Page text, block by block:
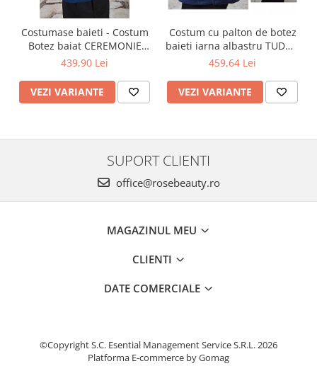
Costumase baieti - Costum
Botez baiat CEREMONIE
stofa albastra, 6 piese
439,90 Lei
VEZI VARIANTE
Costum cu palton de botez
baieti iarna albastru TUDOR
cu cojocel 4 piese
459,64 Lei
VEZI VARIANTE
SUPORT CLIENTI
office@rosebeauty.ro
MAGAZINUL MEU
CLIENTI
DATE COMERCIALE
©Copyright S.C. Esential Management Service S.R.L. 2026
Platforma E-commerce by Gomag